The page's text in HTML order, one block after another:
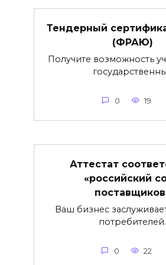
Тендерный
(ФРАЮ)
Получите возможность
0 19
Аттестат
«российский
Ваш бизнес
потребителей.
0 22